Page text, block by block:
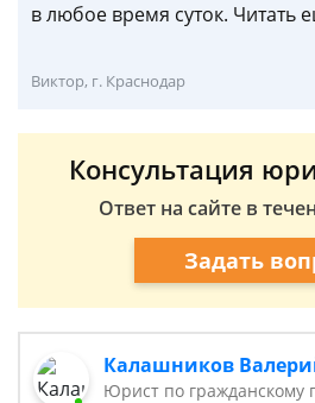
в любое время суток. Читать
Виктор, г. Краснодар
Консультация
Ответ на сайте в
Задать
Калашников
Юрист по гражданскому